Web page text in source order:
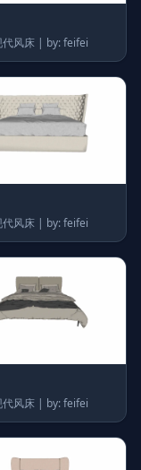
分类：现代风床 | by: feifei
分类：现代风床 | by: feifei
分类：现代风床 | by: feifei